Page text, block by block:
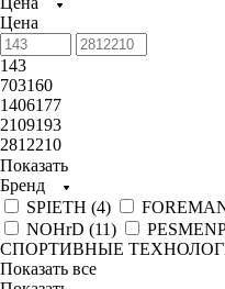
Цена
143
703160
1406177
2109193
2812210
Показать
Бренд
SPIETH (4)
NOHrD (11)
СПОРТИВНЫЕ
Показать все